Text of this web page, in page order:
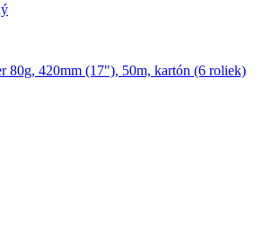
80g, 420mm (17"), 50m, kartón (6 roliek)